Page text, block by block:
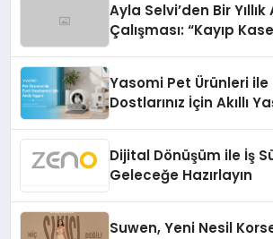
Ayla Selvi’den Bir
Çalışması: “Kayıp
Yasomi Pet Ürünleri ile
Dostlarınız İçin Akıllı
Dijital Dönüşüm ile İş
Geleceğe Hazırlayın
Suwen, Yeni Nesil